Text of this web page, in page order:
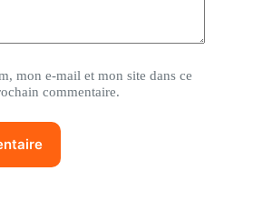
mon e-mail et mon site dans ce
commentaire.